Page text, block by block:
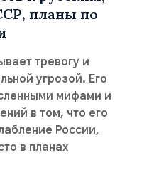
планы по
тревогу и
угрозой. Его
мифами и
в том, что его
России,
в планах